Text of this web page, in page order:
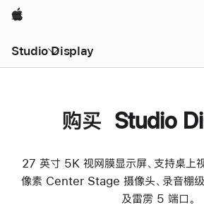
Apple
Studio Display
购买 Studio
27 英寸 5K 视网膜显示屏、支持桌上
像素 Center Stage 摄像头、录音棚级
及雷雳 5 端口。